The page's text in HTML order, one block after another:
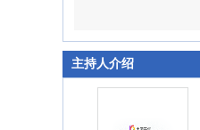
主持人介绍